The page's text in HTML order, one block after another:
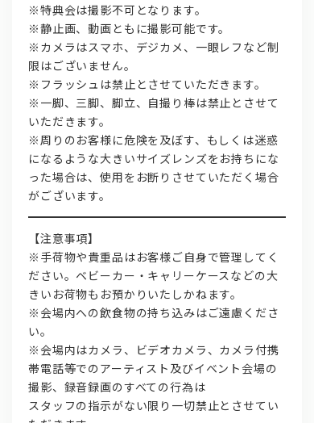
※特典会は撮影不可となります。
※静止画、動画ともに撮影可能です。
※カメラはスマホ、デジカメ、一眼レフなど制
限はございません。
※フラッシュは禁止とさせていただきます。
※一脚、三脚、脚立、自撮り棒は禁止とさせて
いただきます。
※周りのお客様に危険を及ぼす、もしくは迷惑
になるような大きいサイズレンズをお持ちにな
った場合は、使用をお断りさせていただく場合
がございます。
【注意事項】
※手荷物や貴重品はお客様ご自身で管理してく
ださい。ベビーカー・キャリーケースなどの大
きいお荷物もお預かりいたしかねます。
※会場内への飲食物の持ち込みはご遠慮くださ
い。
※会場内はカメラ、ビデオカメラ、カメラ付携
帯電話等でのアーティスト及びイベント会場の
撮影、録音録画のすべての行為は
スタッフの指示がない限り一切禁止とさせてい